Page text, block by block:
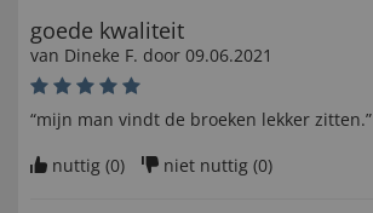
goede kwaliteit
van Dineke F. door 09.06.2021
“mijn man vindt de broeken lekker zitten.”
nuttig (0) niet nuttig (0)